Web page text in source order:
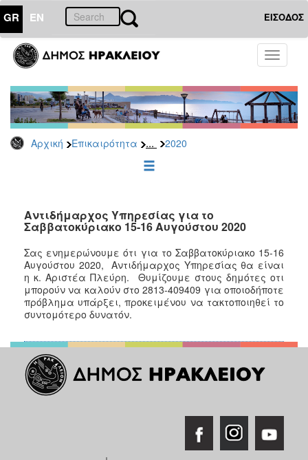
GR EN ΕΙΣΟΔΟΣ
Toggle
Αρχική Επικαιρότητα ... 2020
ΕΠΙΚΑΙΡΟΤΗΤΑ
Τύπου
Αρχείο
2026
2025
2022
2021
2020
2019
2018
2017
2015
2013
Αντιδήμαρχος Υπηρεσίας για το
Σαββατοκύριακο 15-16 Αυγούστου 2020
Σας ενημερώνουμε ότι για το Σαββατοκύριακο 15-16
Αυγούστου 2020, Αντιδήμαρχος Υπηρεσίας θα είναι
η κ. Αριστέα Πλεύρη. Θυμίζουμε στους δημότες οτι
μπορούν να καλούν στο2813-409409 για οποιοδήποτε
πρόβλημα υπάρξει, προκειμένου να τακτοποιηθεί το
συντομότερο δυνατόν.